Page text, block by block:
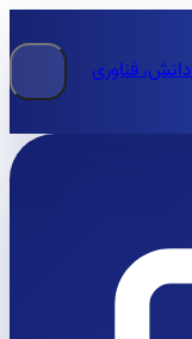
فناوری